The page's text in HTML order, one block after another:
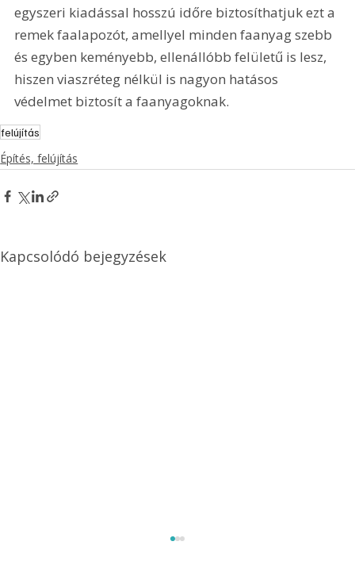
egyszeri kiadással hosszú időre biztosíthatjuk ezt a
remek faalapozót, amellyel minden faanyag szebb
és egyben keményebb, ellenállóbb felületű is lesz,
hiszen viaszréteg nélkül is nagyon hatásos
védelmet biztosít a faanyagoknak.
felújítás
Építés, felújítás
Kapcsolódó bejegyzések